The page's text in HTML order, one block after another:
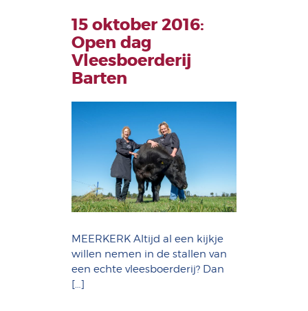
15 oktober 2016:
Open dag
Vleesboerderij
Barten
MEERKERK Altijd al een kijkje
willen nemen in de stallen van
een echte vleesboerderij? Dan
[…]